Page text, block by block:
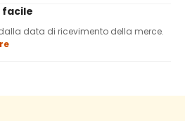
facile
data di ricevimento della merce.